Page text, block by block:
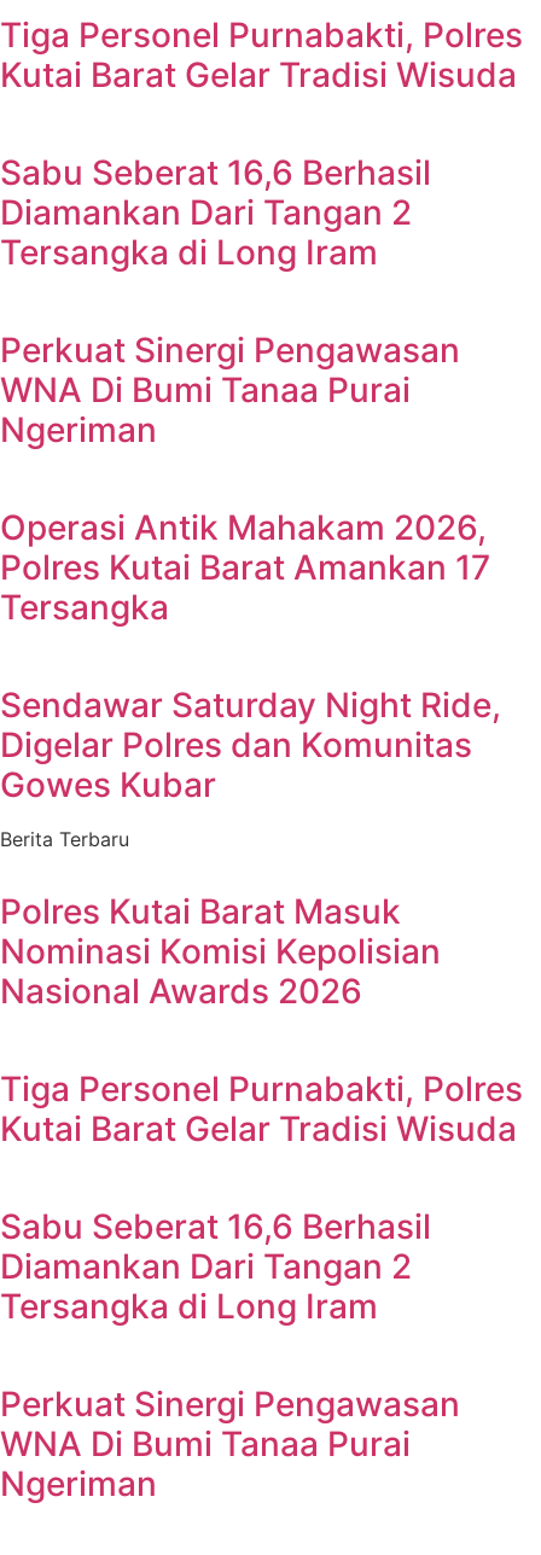
Tiga Personel Purnabakti, Polres
Kutai Barat Gelar Tradisi Wisuda
Sabu Seberat 16,6 Berhasil
Diamankan Dari Tangan 2
Tersangka di Long Iram
Perkuat Sinergi Pengawasan
WNA Di Bumi Tanaa Purai
Ngeriman
Operasi Antik Mahakam 2026,
Polres Kutai Barat Amankan 17
Tersangka
Sendawar Saturday Night Ride,
Digelar Polres dan Komunitas
Gowes Kubar
Berita Terbaru
Polres Kutai Barat Masuk
Nominasi Komisi Kepolisian
Nasional Awards 2026
Tiga Personel Purnabakti, Polres
Kutai Barat Gelar Tradisi Wisuda
Sabu Seberat 16,6 Berhasil
Diamankan Dari Tangan 2
Tersangka di Long Iram
Perkuat Sinergi Pengawasan
WNA Di Bumi Tanaa Purai
Ngeriman